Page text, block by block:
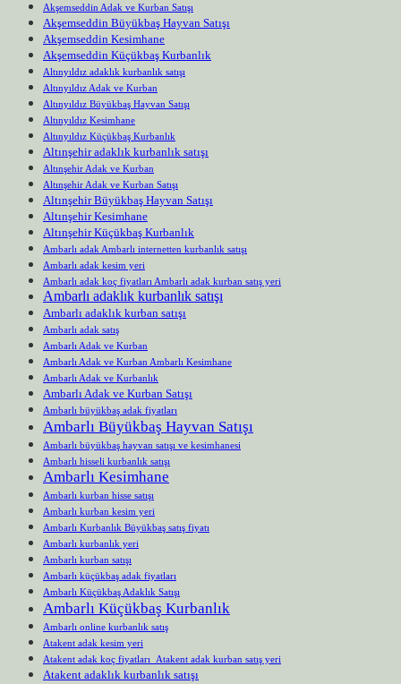
Akşemseddin Adak ve Kurban Satışı
Akşemseddin Büyükbaş Hayvan Satışı
Akşemseddin Kesimhane
Akşemseddin Küçükbaş Kurbanlık
Altınyıldız adaklık kurbanlık satışı
Altınyıldız Adak ve Kurban
Altınyıldız Büyükbaş Hayvan Satışı
Altınyıldız Kesimhane
Altınyıldız Küçükbaş Kurbanlık
Altınşehir adaklık kurbanlık satışı
Altınşehir Adak ve Kurban
Altınşehir Adak ve Kurban Satışı
Altınşehir Büyükbaş Hayvan Satışı
Altınşehir Kesimhane
Altınşehir Küçükbaş Kurbanlık
Ambarlı adak Ambarlı internetten kurbanlık satışı
Ambarlı adak kesim yeri
Ambarlı adak koç fiyatları Ambarlı adak kurban satış yeri
Ambarlı adaklık kurbanlık satışı
Ambarlı adaklık kurban satışı
Ambarlı adak satış
Ambarlı Adak ve Kurban
Ambarlı Adak ve Kurban Ambarlı Kesimhane
Ambarlı Adak ve Kurbanlık
Ambarlı Adak ve Kurban Satışı
Ambarlı büyükbaş adak fiyatları
Ambarlı Büyükbaş Hayvan Satışı
Ambarlı büyükbaş hayvan satışı ve kesimhanesi
Ambarlı hisseli kurbanlık satışı
Ambarlı Kesimhane
Ambarlı kurban hisse satışı
Ambarlı kurban kesim yeri
Ambarlı Kurbanlık Büyükbaş satış fiyatı
Ambarlı kurbanlık yeri
Ambarlı kurban satışı
Ambarlı küçükbaş adak fiyatları
Ambarlı Küçükbaş Adaklık Satışı
Ambarlı Küçükbaş Kurbanlık
Ambarlı online kurbanlık satış
Atakent adak kesim yeri
Atakent adak koç fiyatları Atakent adak kurban satış yeri
Atakent adaklık kurbanlık satışı